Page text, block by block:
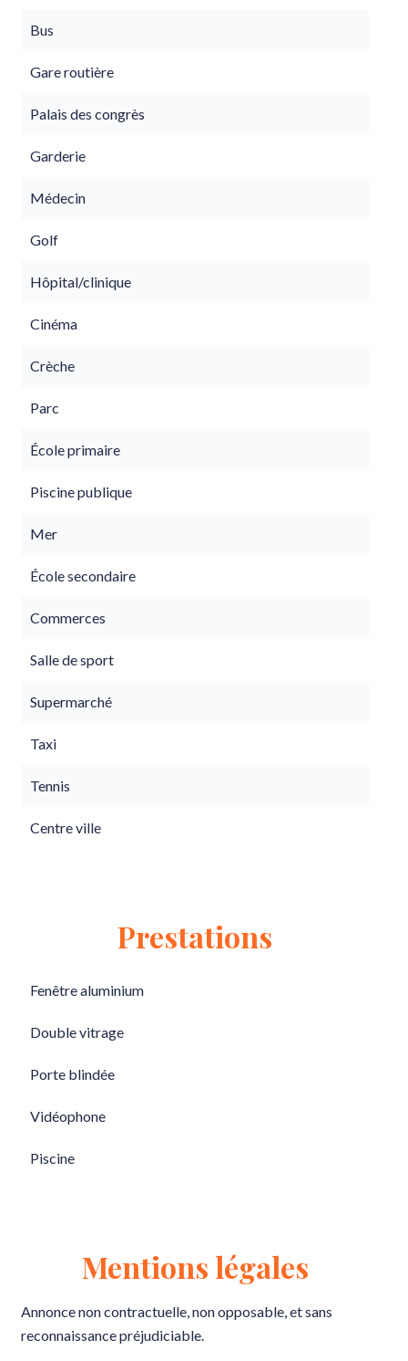
Bus
Gare routière
Palais des congrès
Garderie
Médecin
Golf
Hôpital/clinique
Cinéma
Crèche
Parc
École primaire
Piscine publique
Mer
École secondaire
Commerces
Salle de sport
Supermarché
Taxi
Tennis
Centre ville
Prestations
Fenêtre aluminium
Double vitrage
Porte blindée
Vidéophone
Piscine
Mentions légales
Annonce non contractuelle, non opposable, et sans
reconnaissance préjudiciable.